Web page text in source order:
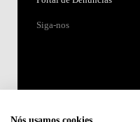
Siga-nos